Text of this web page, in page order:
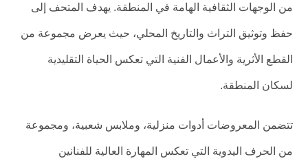
من الوجهات الثقافية الهامة في المنطقة. يهدف المتحف إلى
حفظ وتوثيق التراث والتاريخ المحلي، حيث يعرض مجموعة من
القطع الأثرية والأعمال الفنية التي تعكس الحياة التقليدية
لسكان المنطقة.
تتضمن المعروضات أدوات منزلية، وملابس شعبية، ومجموعة
من الحرف اليدوية التي تعكس المهارة العالية للفنانين